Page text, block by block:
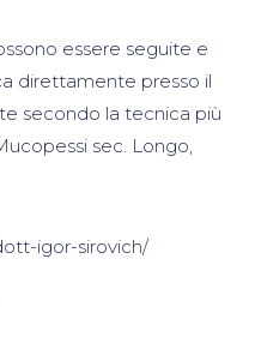
essere seguite e
direttamente presso il
secondo la tecnica più
sec. Longo,
igor-sirovich/